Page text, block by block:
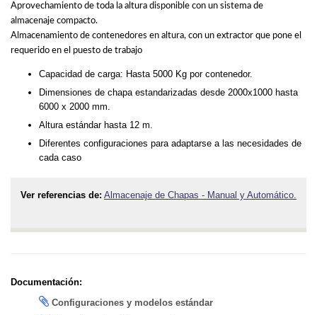
Aprovechamiento de toda la altura disponible con un sistema de
almacenaje compacto.
Almacenamiento de contenedores en altura, con un extractor que pone el
requerido en el puesto de trabajo
Capacidad de carga: Hasta 5000 Kg por contenedor.
Dimensiones de chapa estandarizadas desde 2000x1000 hasta
6000 x 2000 mm.
Altura estándar hasta 12 m.
Diferentes configuraciones para adaptarse a las necesidades de
cada caso
Ver referencias de: Almacenaje de Chapas - Manual y Automático.
Documentación:
Configuraciones y modelos estándar